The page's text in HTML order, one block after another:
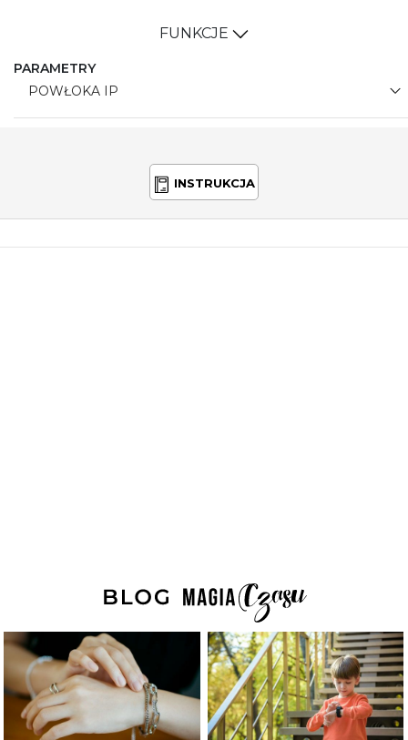
FUNKCJE
PARAMETRY
POWŁOKA IP
INSTRUKCJA